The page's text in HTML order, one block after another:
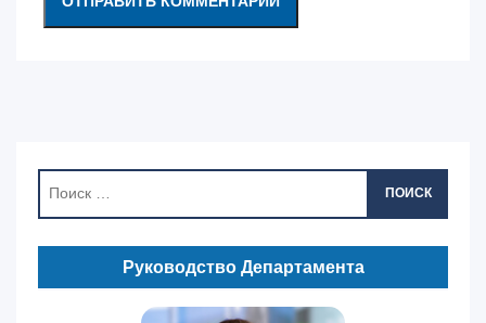
ПОИСК
Руководство Департамента